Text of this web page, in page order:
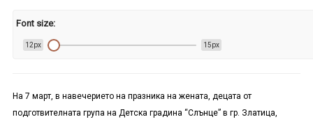
Font size:
12px 15px
На 7 март, в навечерието на празника на жената, децата от
подготвителната група на Детска градина “Слънце” в гр. Златица,